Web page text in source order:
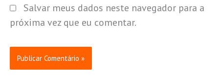
Salvar meus dados neste navegador para a
próxima vez que eu comentar.